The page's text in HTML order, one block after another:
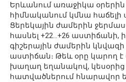
Երևանում առաջիկա
հիմնականում կմնա հաճելի
Ցերեկային ժամերին
հասնել +22…+26 աստիճանի,
գիշերային ժամերին կնվազի
աստիճան։ Թեև օրը կարող
խաղաղ եղանակով, կեսօրից
հատվածներում հնարավոր